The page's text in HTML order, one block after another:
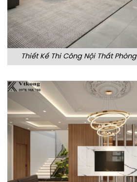
Thiết Kế Thi Công Nội Thất